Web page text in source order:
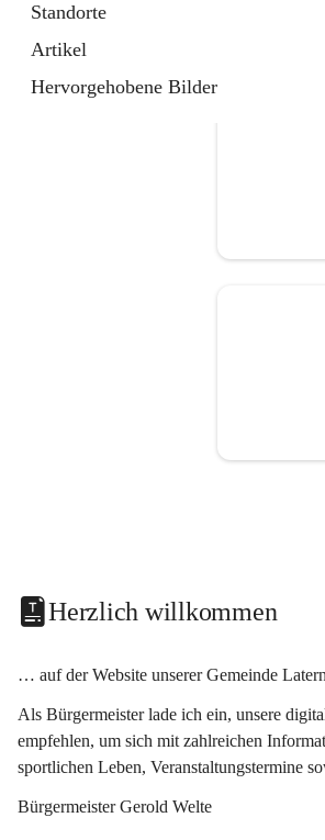
Standorte
Artikel
Hervorgehobene Bilder
Herzlich willkommen
… auf der Website unserer Gemeinde
Als Bürgermeister lade ich ein, unsere
empfehlen, um sich mit zahlreichen
sportlichen Leben, Veranstaltungstermine
Bürgermeister Gerold Welte